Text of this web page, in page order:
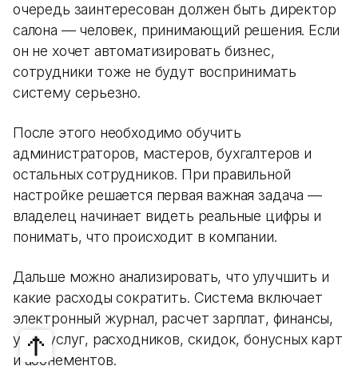
очередь заинтересован должен быть директор
салона — человек, принимающий решения. Если
он не хочет автоматизировать бизнес,
сотрудники тоже не будут воспринимать
систему серьезно.
После этого необходимо обучить
администраторов, мастеров, бухгалтеров и
остальных сотрудников. При правильной
настройке решается первая важная задача —
владелец начинает видеть реальные цифры и
понимать, что происходит в компании.
Дальше можно анализировать, что улучшить и
какие расходы сократить. Система включает
электронный журнал, расчет зарплат, финансы,
учет услуг, расходников, скидок, бонусных карт
и абонементов.